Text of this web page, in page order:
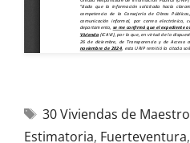
30 Viviendas de
Estimatoria, Fuerteventura,